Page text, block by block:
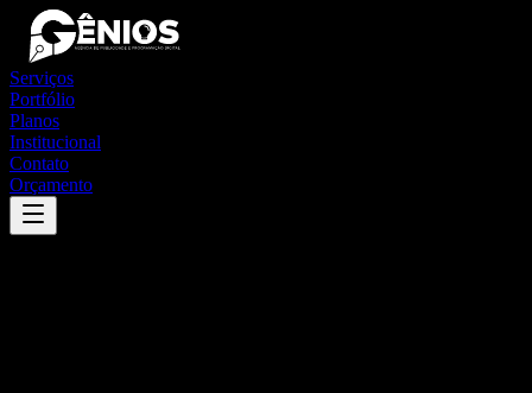
Serviços
Portfólio
Planos
Institucional
Contato
Orçamento